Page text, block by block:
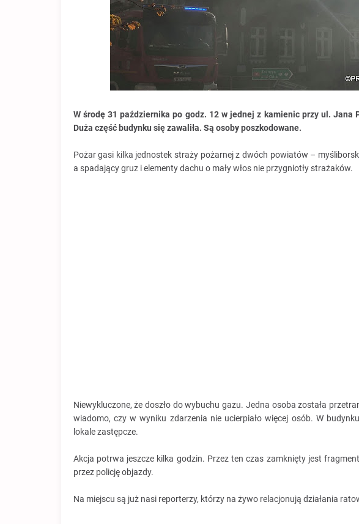
W środę 31 października po godz. 12 w jednejz kamienic przy ul. Jana
Duża część budynku się zawaliła. Są osoby poszkodowane.
Pożar gasi kilka jednostek straży pożarnej z dwóch powiatów –
a spadający gruz i elementy dachu o mały włos nie przygniotły strażaków.
Niewykluczone, że doszło do wybuchu gazu. Jedna osoba została
wiadomo, czy w wyniku zdarzenia nie ucierpiało więcej osób. W
lokale zastępcze.
Akcja potrwa jeszcze kilka godzin. Przez ten czas zamknięty jest
przez policję objazdy.
Na miejscu są już nasi reporterzy, którzy na żywo relacjonują działania